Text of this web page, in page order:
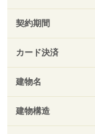
契約期間
カード決済
建物名
建物構造